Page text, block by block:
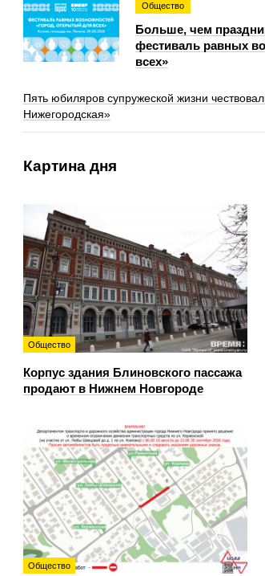
Общество
Больше, чем
фестиваль равных
всех»
Пять юбиляров супружеской жизни
Нижегородская»
Картина дня
Общество
Корпус здания Блиновского пассажа
продают в Нижнем Новгороде
Общество